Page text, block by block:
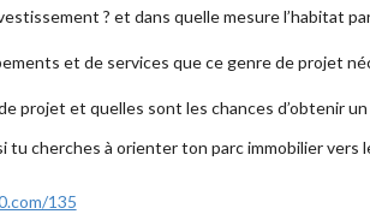
? et dans quelle mesure l’habitat
et de services que ce genre de projet
projet et quelles sont les chances d’obtenir
tu cherches à orienter ton parc immobilier
135